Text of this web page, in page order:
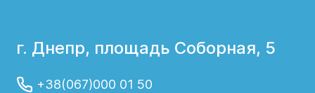
г. Днепр, площадь Соборная, 5
+38(067)000 01 50